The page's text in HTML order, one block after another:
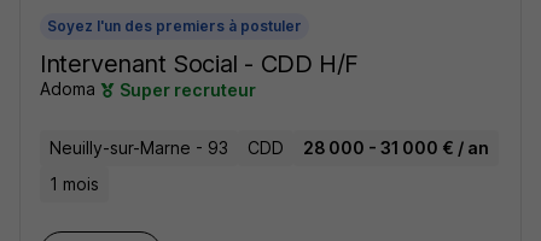
Soyez l'un des premiers à postuler
Intervenant Social - CDD H/F
Adoma Super recruteur
Neuilly-sur-Marne - 93 CDD
28 000 - 31 000 € / an
1 mois